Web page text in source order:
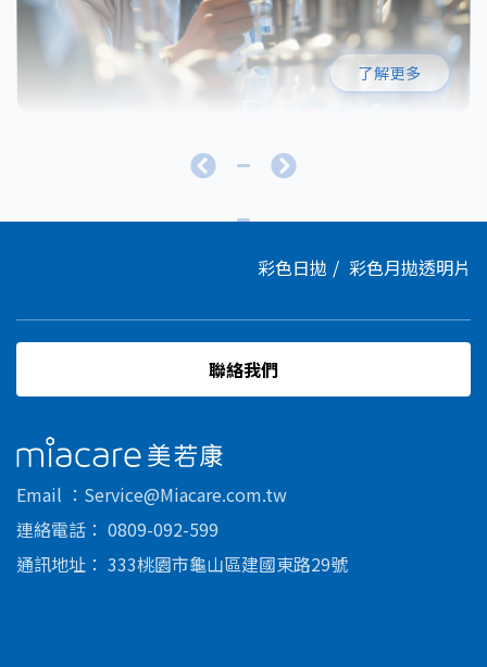
了解更多
彩色日拋 彩色月拋透明片
美若康
Email
Service@Miacare.com.tw
連絡電話
0809-092-599
通訊地址
333桃園市龜山區建國東路29號
聯絡我們